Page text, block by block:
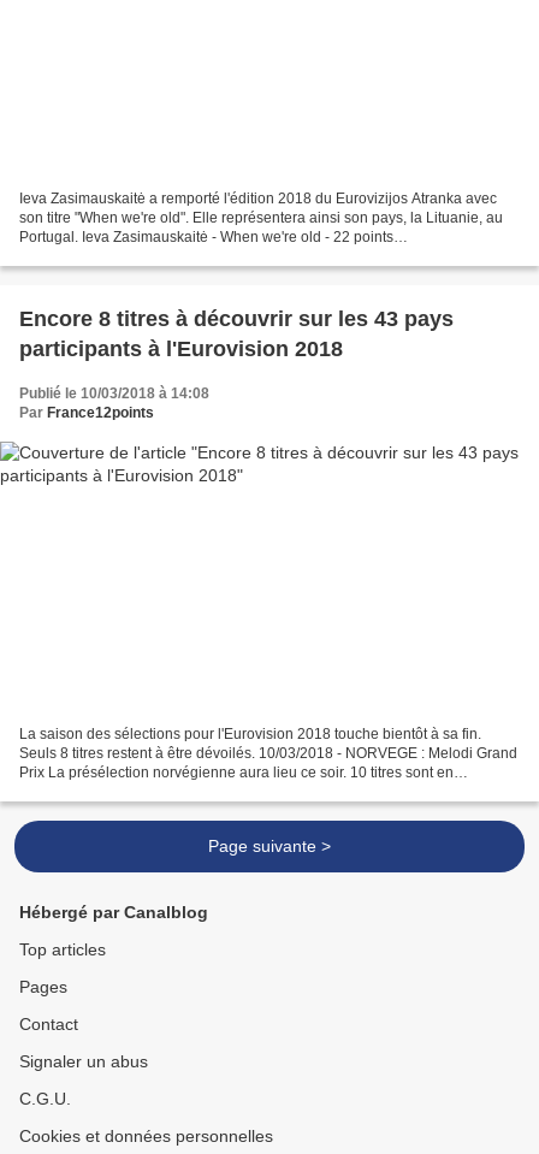
Ieva Zasimauskaitė a remporté l'édition 2018 du Eurovizijos Atranka avec
son titre "When we're old". Elle représentera ainsi son pays, la Lituanie, au
Portugal. Ieva Zasimauskaitė - When we're old - 22 points
Encore 8 titres à découvrir sur les 43 pays
participants à l'Eurovision 2018
Publié le 10/03/2018 à 14:08
Par France12points
La saison des sélections pour l'Eurovision 2018 touche bientôt à sa fin.
Seuls 8 titres restent à être dévoilés. 10/03/2018 - NORVEGE : Melodi Grand
Prix La présélection norvégienne aura lieu ce soir. 10 titres sont en
Page suivante >
Hébergé par Canalblog
Top articles
Pages
Contact
Signaler un abus
C.G.U.
Cookies et données personnelles